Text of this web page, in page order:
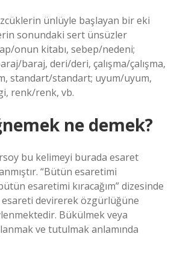
ünlüyle başlayan bir eki
sonundaki sert ünsüzler
onun kitabı, sebep/nedeni;
baraj, deri/deri, çalışma/çalışma,
standart/standart; uyum/uyum,
renk/renk, vb.
ne demek?
bu kelimeyi burada esaret
“Bütün esaretimi
esaretimi kıracağım” dizesinde
devirerek özgürlüğüne
Bükülmek veya
ve tutulmak anlamında